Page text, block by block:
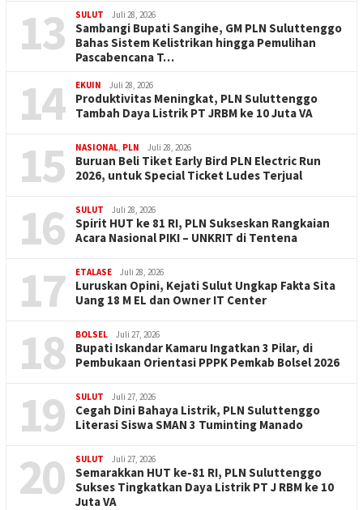
13 SULUT Juli 28, 2026
Sambangi Bupati Sangihe, GM PLN Suluttenggo
Bahas Sistem Kelistrikan hingga Pemulihan
Pascabencana T…
14 EKUIN Juli 28, 2026
Produktivitas Meningkat, PLN Suluttenggo
Tambah Daya Listrik PT JRBM ke 10 Juta VA
15 NASIONAL PLN Juli 28, 2026
Buruan Beli Tiket Early Bird PLN Electric Run
2026, untuk Special Ticket Ludes Terjual
16 SULUT Juli 28, 2026
Spirit HUT ke 81 RI, PLN Sukseskan Rangkaian
Acara Nasional PIKI – UNKRIT di Tentena
17 ETALASE Juli 28, 2026
Luruskan Opini, Kejati Sulut Ungkap Fakta Sita
Uang 18 M EL dan Owner IT Center
18 BOLSEL Juli 27, 2026
Bupati Iskandar Kamaru Ingatkan 3 Pilar, di
Pembukaan Orientasi PPPK Pemkab Bolsel 2026
19 SULUT Juli 27, 2026
Cegah Dini Bahaya Listrik, PLN Suluttenggo
Literasi Siswa SMAN 3 Tuminting Manado
20 SULUT Juli 27, 2026
Semarakkan HUT ke-81 RI, PLN Suluttenggo
Sukses Tingkatkan Daya Listrik PT J RBM ke 10
Juta VA